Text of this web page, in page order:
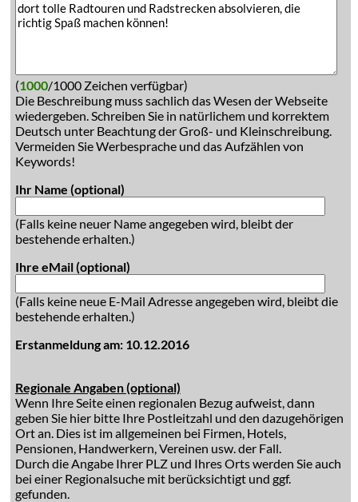
(1000/1000 Zeichen verfügbar)
Die Beschreibung muss sachlich das Wesen der Webseite
wiedergeben. Schreiben Sie in natürlichem und korrektem
Deutsch unter Beachtung der Groß- und Kleinschreibung.
Vermeiden Sie Werbesprache und das Aufzählen von
Keywords!
Ihr Name (optional)
(Falls keine neuer Name angegeben wird, bleibt der
bestehende erhalten.)
Ihre eMail (optional)
(Falls keine neue E-Mail Adresse angegeben wird, bleibt die
bestehende erhalten.)
Erstanmeldung am: 10.12.2016
Regionale Angaben (optional)
Wenn Ihre Seite einen regionalen Bezug aufweist, dann
geben Sie hier bitte Ihre Postleitzahl und den dazugehörigen
Ort an. Dies ist im allgemeinen bei Firmen, Hotels,
Pensionen, Handwerkern, Vereinen usw. der Fall.
Durch die Angabe Ihrer PLZ und Ihres Orts werden Sie auch
bei einer Regionalsuche mit berücksichtigt und ggf.
gefunden.